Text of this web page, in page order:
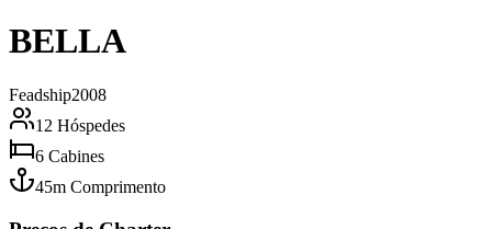
BELLA
Feadship2008
12 Hóspedes
6 Cabines
45m Comprimento